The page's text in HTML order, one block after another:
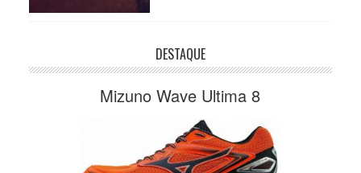
DESTAQUE
Mizuno Wave Ultima 8